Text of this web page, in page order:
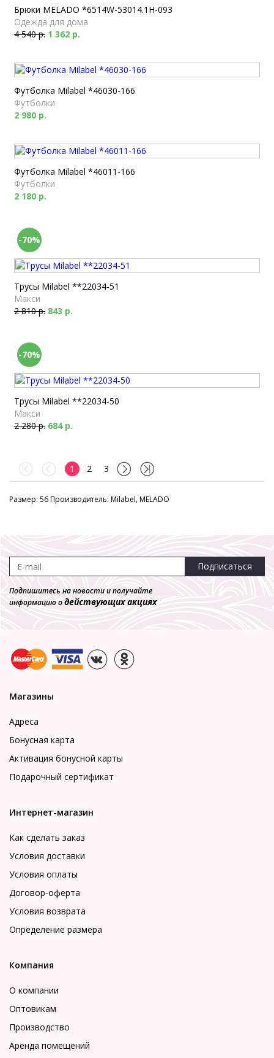
Брюки MELADO *6514W-53014.1H-093
Одежда для дома
4 540 р. 1 362 р.
Футболка Milabel *46030-166
Футболки
2 980 р.
Футболка Milabel *46011-166
Футболки
2 180 р.
-70%
Трусы Milabel **22034-51
Макси
2 810 р. 843 р.
-70%
Трусы Milabel **22034-50
Макси
2 280 р. 684 р.
1 2 3
Размер: 56 Производитель: Milabel, MELADO
Подписаться
Подпишитесь на новости и получайте
информацию одействующих акциях
Магазины
Адреса
Бонусная карта
Активация бонусной карты
Подарочный сертификат
Интернет-магазин
Как сделать заказ
Условия доставки
Условия оплаты
Договор-оферта
Условия возврата
Определение размера
Компания
О компании
Оптовикам
Производство
Аренда помещений